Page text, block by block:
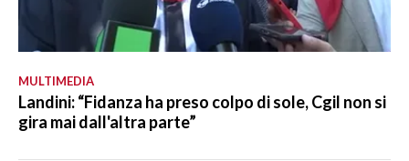
MULTIMEDIA
Landini: “Fidanza ha preso colpo di sole, Cgil non si
gira mai dall'altra parte”